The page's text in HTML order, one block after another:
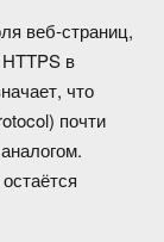
веб-страниц,
в
что
почти